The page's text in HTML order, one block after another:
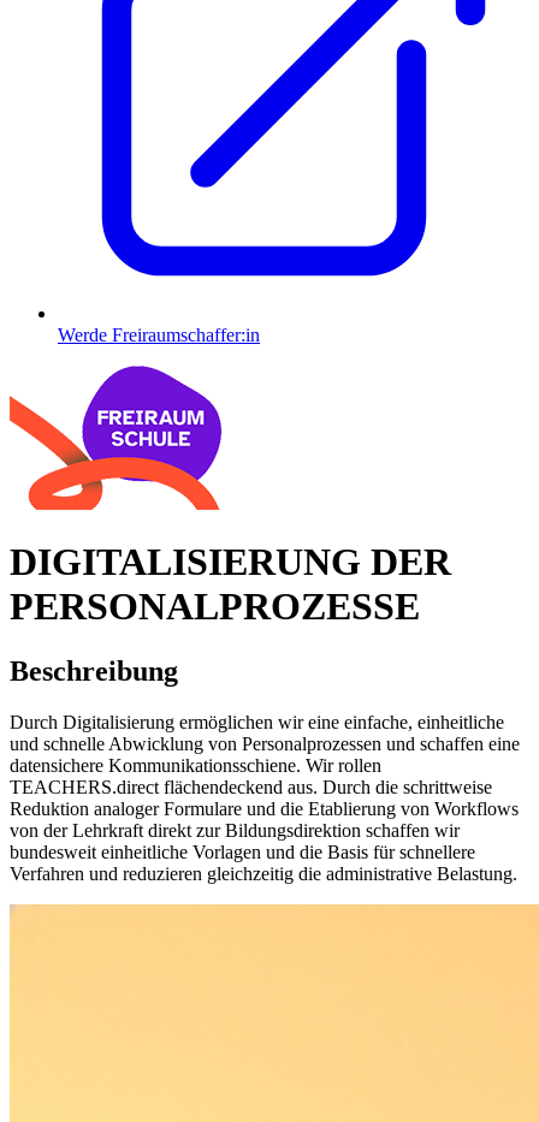
Werde Freiraumschaffer:in
DIGITALISIERUNG DER
PERSONALPROZESSE
Beschreibung
Durch Digitalisierung ermöglichen wir eine einfache, einheitliche
und schnelle Abwicklung von Personalprozessen und schaffen eine
datensichere Kommunikationsschiene. Wir rollen
TEACHERS.direct flächendeckend aus. Durch die schrittweise
Reduktion analoger Formulare und die Etablierung von Workflows
von der Lehrkraft direkt zur Bildungsdirektion schaffen wir
bundesweit einheitliche Vorlagen und die Basis für schnellere
Verfahren und reduzieren gleichzeitig die administrative Belastung.